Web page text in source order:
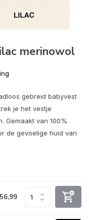
merinowol
gebreid babyvest
je het vestje
Gemaakt van 100%
de gevoelige huid van